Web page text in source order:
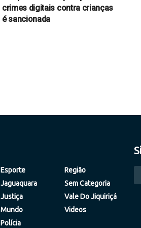
crimes digitais contra crianças
é sancionada
Esporte
Jaguaquara
Justiça
Mundo
Polícia
Região
Sem Categoria
Vale Do Jiquiriçá
Videos